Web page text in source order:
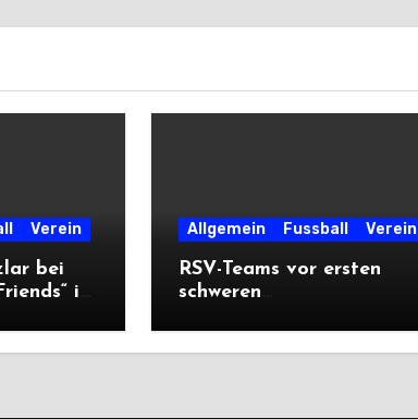
Verein
bei
in
Allgemein Fussball Verein
RSV-Teams vor ersten
schweren
Saison